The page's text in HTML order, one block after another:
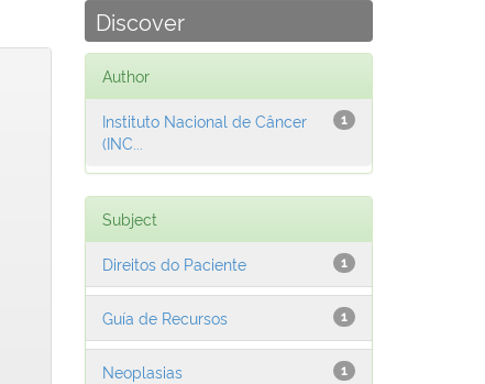
Discover
Author
1
Instituto Nacional de Câncer
(INC...
Subject
1
Direitos do Paciente
1
Guía de Recursos
1
Neoplasias